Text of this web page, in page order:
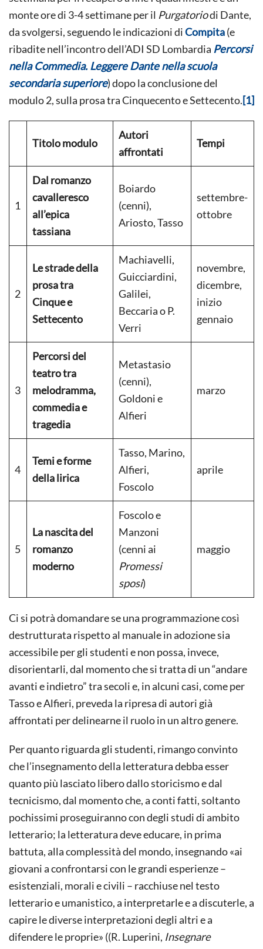
monte ore di 3-4 settimane per il Purgatoriodi Dante,
da svolgersi, seguendo le indicazioni diCompita(e
ribadite nell’incontro dell’ADI SD Lombardia Percorsi
nella Commedia. Leggere Dante nella scuola
secondaria superiore) dopo la conclusione del
modulo 2, sulla prosa tra Cinquecento e Settecento.[1]
Titolo modulo
Autori
affrontati
Tempi
1
Dal romanzo
cavalleresco
all’epica
tassiana
Boiardo
(cenni),
Ariosto, Tasso
settembre-
ottobre
2
Le strade della
prosa tra
Cinque e
Settecento
Machiavelli,
Guicciardini,
Galilei,
Beccaria o P.
Verri
novembre,
dicembre,
inizio
gennaio
3
Percorsi del
teatro tra
melodramma,
commedia e
tragedia
Metastasio
(cenni),
Goldoni e
Alfieri
marzo
4
Temi e forme
della lirica
Tasso, Marino,
Alfieri,
Foscolo
aprile
5
La nascita del
romanzo
moderno
Foscolo e
Manzoni
(cenni ai
Promessi
sposi)
maggio
Ci si potrà domandare se una programmazione così
destrutturata rispetto al manuale in adozione sia
accessibile per gli studenti e non possa, invece,
disorientarli, dal momento che si tratta di un “andare
avanti e indietro” tra secoli e, in alcuni casi, come per
Tasso e Alfieri, preveda la ripresa di autori già
affrontati per delinearne il ruolo in un altro genere.
Per quanto riguarda gli studenti, rimango convinto
che l’insegnamento della letteratura debba esser
quanto più lasciato libero dallo storicismo e dal
tecnicismo, dal momento che, a conti fatti, soltanto
pochissimi proseguiranno con degli studi di ambito
letterario; la letteratura deve educare, in prima
battuta, alla complessità del mondo, insegnando «ai
giovani a confrontarsi con le grandi esperienze –
esistenziali, morali e civili – racchiuse nel testo
letterario e umanistico, a interpretarle e a discuterle, a
capire le diverse interpretazioni degli altri e a
difendere le proprie» ((R. Luperini, Insegnare